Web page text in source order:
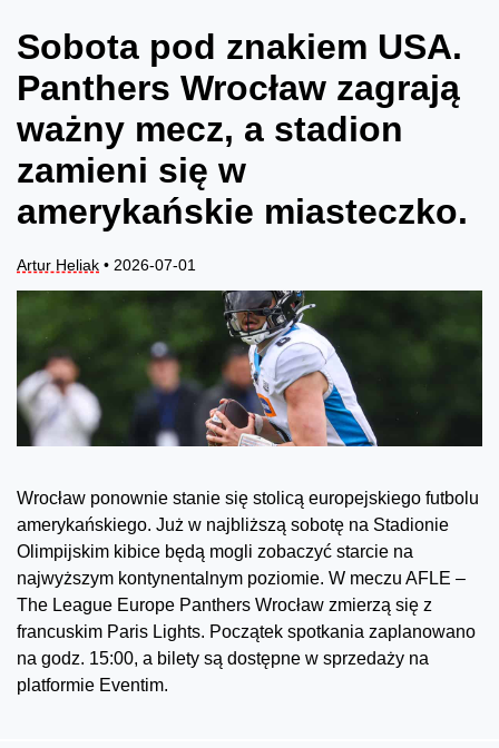
Sobota pod znakiem USA.
Panthers Wrocław zagrają
ważny mecz, a stadion
zamieni się w
amerykańskie miasteczko.
Artur Heliak • 2026-07-01
Wrocław ponownie stanie się stolicą europejskiego futbolu
amerykańskiego. Już w najbliższą sobotę na Stadionie
Olimpijskim kibice będą mogli zobaczyć starcie na
najwyższym kontynentalnym poziomie. W meczu AFLE –
The League Europe Panthers Wrocław zmierzą się z
francuskim Paris Lights. Początek spotkania zaplanowano
na godz. 15:00, a bilety są dostępne w sprzedaży na
platformie Eventim.